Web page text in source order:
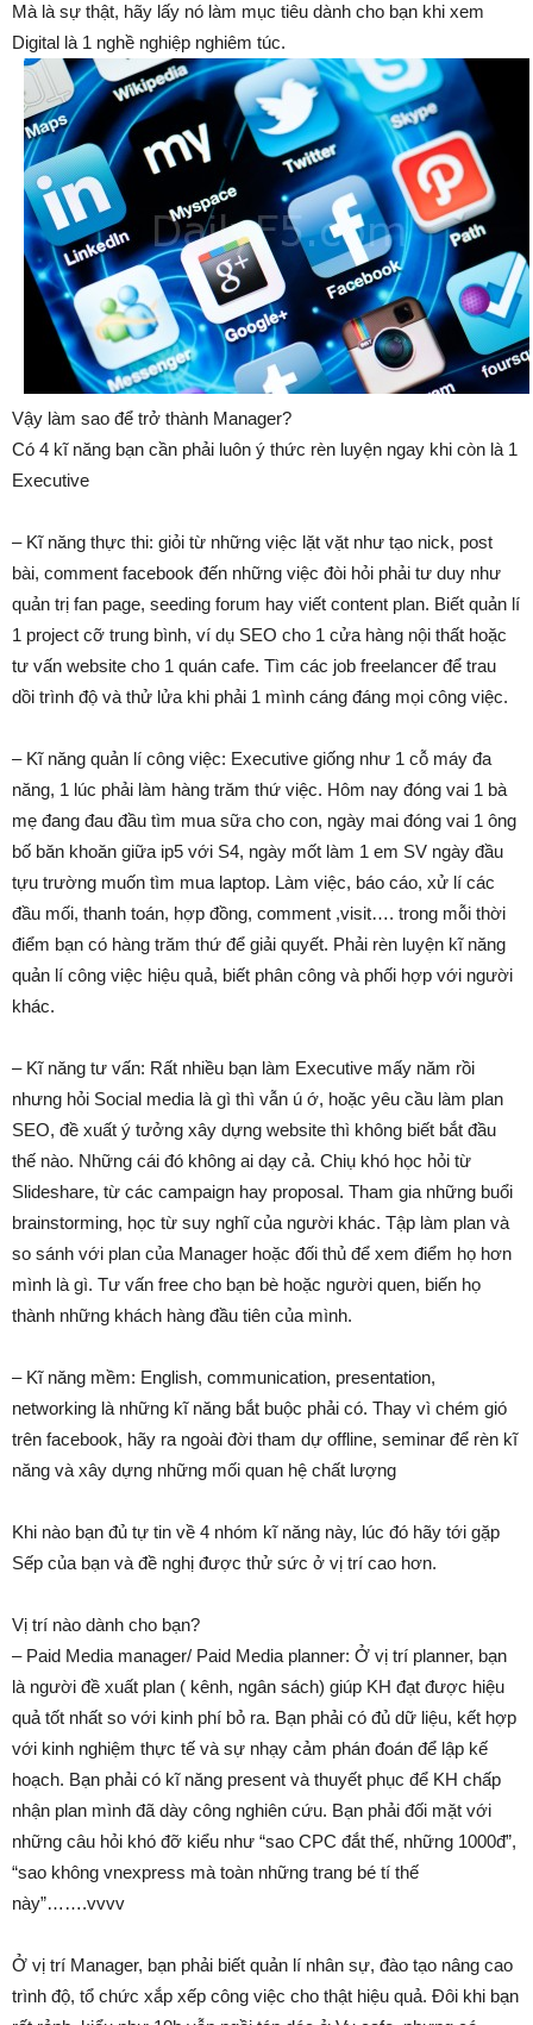
Mà là sự thật, hãy lấy nó làm mục tiêu dành cho bạn khi xem
Digital là 1 nghề nghiệp nghiêm túc.
Vậy làm sao để trở thành Manager?
Có 4 kĩ năng bạn cần phải luôn ý thức rèn luyện ngay khi còn là 1
Executive
– Kĩ năng thực thi: giỏi từ những việc lặt vặt như tạo nick, post
bài, comment facebook đến những việc đòi hỏi phải tư duy như
quản trị fan page, seeding forum hay viết content plan. Biết quản lí
1 project cỡ trung bình, ví dụ SEO cho 1 cửa hàng nội thất hoặc
tư vấn website cho 1 quán cafe. Tìm các job freelancer để trau
dồi trình độ và thử lửa khi phải 1 mình cáng đáng mọi công việc.
– Kĩ năng quản lí công việc: Executive giống như 1 cỗ máy đa
năng, 1 lúc phải làm hàng trăm thứ việc. Hôm nay đóng vai 1 bà
mẹ đang đau đầu tìm mua sữa cho con, ngày mai đóng vai 1 ông
bố băn khoăn giữa ip5 với S4, ngày mốt làm 1 em SV ngày đầu
tựu trường muốn tìm mua laptop. Làm việc, báo cáo, xử lí các
đầu mối, thanh toán, hợp đồng, comment ,visit…. trong mỗi thời
điểm bạn có hàng trăm thứ để giải quyết. Phải rèn luyện kĩ năng
quản lí công việc hiệu quả, biết phân công và phối hợp với người
khác.
– Kĩ năng tư vấn: Rất nhiều bạn làm Executive mấy năm rồi
nhưng hỏi Social media là gì thì vẫn ú ớ, hoặc yêu cầu làm plan
SEO, đề xuất ý tưởng xây dựng website thì không biết bắt đầu
thế nào. Những cái đó không ai dạy cả. Chiụ khó học hỏi từ
Slideshare, từ các campaign hay proposal. Tham gia những buổi
brainstorming, học từ suy nghĩ của người khác. Tập làm plan và
so sánh với plan của Manager hoặc đối thủ để xem điểm họ hơn
mình là gì. Tư vấn free cho bạn bè hoặc người quen, biến họ
thành những khách hàng đầu tiên của mình.
– Kĩ năng mềm: English, communication, presentation,
networking là những kĩ năng bắt buộc phải có. Thay vì chém gió
trên facebook, hãy ra ngoài đời tham dự offline, seminar để rèn kĩ
năng và xây dựng những mối quan hệ chất lượng
Khi nào bạn đủ tự tin về 4 nhóm kĩ năng này, lúc đó hãy tới gặp
Sếp của bạn và đề nghị được thử sức ở vị trí cao hơn.
Vị trí nào dành cho bạn?
– Paid Media manager/ Paid Media planner: Ở vị trí planner, bạn
là người đề xuất plan ( kênh, ngân sách) giúp KH đạt được hiệu
quả tốt nhất so với kinh phí bỏ ra. Bạn phải có đủ dữ liệu, kết hợp
với kinh nghiệm thực tế và sự nhạy cảm phán đoán để lập kế
hoạch. Bạn phải có kĩ năng present và thuyết phục để KH chấp
nhận plan mình đã dày công nghiên cứu. Bạn phải đối mặt với
những câu hỏi khó đỡ kiểu như “sao CPC đắt thế, những 1000đ”,
“sao không vnexpress mà toàn những trang bé tí thế
này”…….vvvv
Ở vị trí Manager, bạn phải biết quản lí nhân sự, đào tạo nâng cao
trình độ, tổ chức xắp xếp công việc cho thật hiệu quả. Đôi khi bạn